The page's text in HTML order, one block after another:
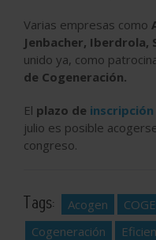
Varias empresas como
Jenbacher, Iberdrola,
unido ya, como
de Cogeneración.
El plazo de inscripción
julio es posible
congreso.
Tags: Acogen
Cogeneración